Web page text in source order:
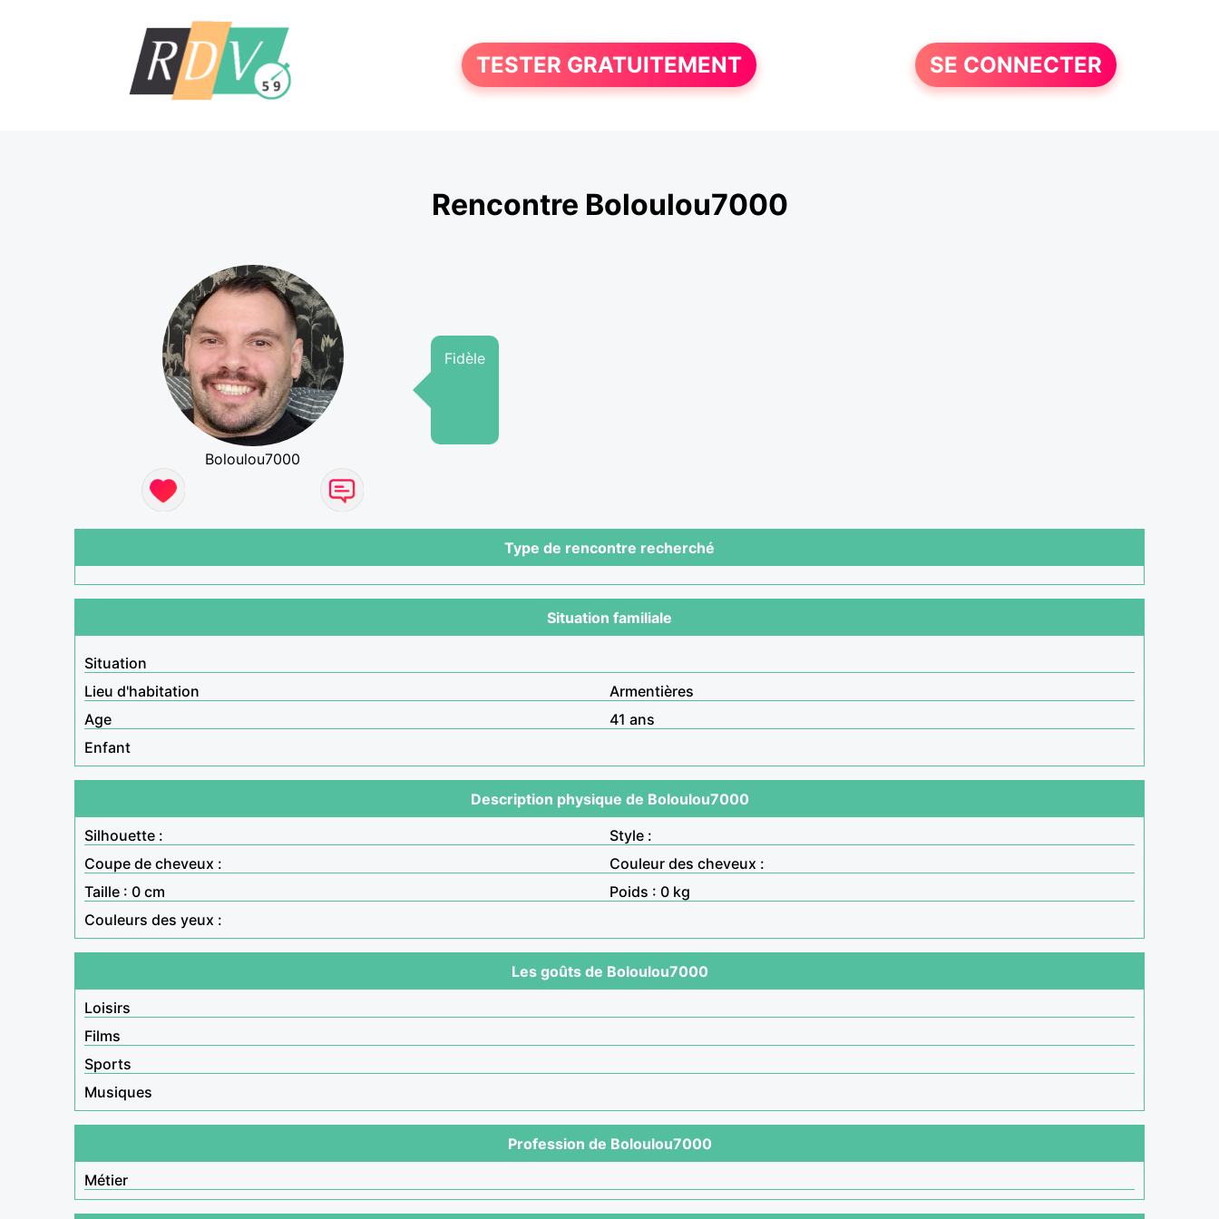
TESTER GRATUITEMENT SE CONNECTER
Rencontre Boloulou7000
Boloulou7000
Fidèle
Type de rencontre recherché
Situation familiale
Situation
Lieu d'habitation
Armentières
Age
41 ans
Enfant
Description physique de Boloulou7000
Silhouette :
Style :
Coupe de cheveux :
Couleur des cheveux :
Taille : 0 cm
Poids : 0 kg
Couleurs des yeux :
Les goûts de Boloulou7000
Loisirs
Films
Sports
Musiques
Profession de Boloulou7000
Métier